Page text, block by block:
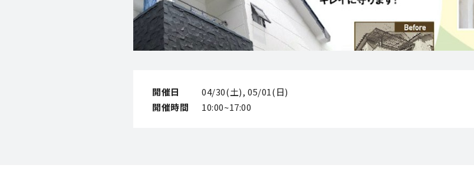
開催日
04/30(土), 05/01(日)
開催時間
10:00~17:00